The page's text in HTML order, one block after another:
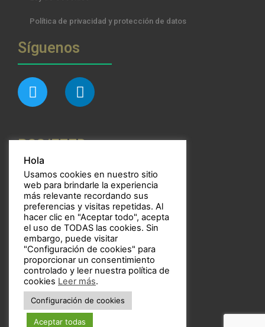
Política de privacidad y protección de datos
Síguenos
RSS/FEED
Bulbos
Copyright © 2021 Bulbos
Hola
Usamos cookies en nuestro sitio
web para brindarle la experiencia
más relevante recordando sus
preferencias y visitas repetidas. Al
hacer clic en "Aceptar todo", acepta
el uso de TODAS las cookies. Sin
embargo, puede visitar
"Configuración de cookies" para
proporcionar un consentimiento
controlado y leer nuestra política de
cookies Leer más.
Configuración de cookies
Aceptar todas